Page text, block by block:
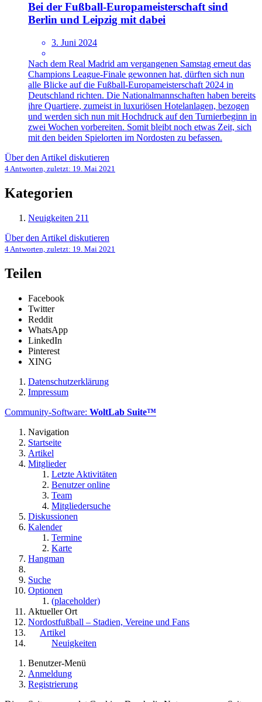
Bei der Fußball-Europameisterschaft sind
Berlin und Leipzig mit dabei
3. Juni 2024
Nach dem Real Madrid am vergangenen Samstag erneut das
Champions League-Finale gewonnen hat, dürften sich nun
alle Blicke auf die Fußball-Europameisterschaft 2024 in
Deutschland richten. Die Nationalmannschaften haben bereits
ihre Quartiere, zumeist in luxuriösen Hotelanlagen, bezogen
und werden sich nun mit Hochdruck auf den Turnierbeginn in
zwei Wochen vorbereiten. Somit bleibt noch etwas Zeit, sich
mit den beiden Spielorten im Nordosten zu befassen.
Über den Artikel diskutieren
4 Antworten, zuletzt: 19. Mai 2021
Kategorien
Neuigkeiten 211
Über den Artikel diskutieren
4 Antworten, zuletzt: 19. Mai 2021
Teilen
Facebook
Twitter
Reddit
WhatsApp
LinkedIn
Pinterest
XING
Datenschutzerklärung
Impressum
Community-Software: WoltLab Suite™
Navigation
Startseite
Artikel
Mitglieder
Letzte Aktivitäten
Benutzer online
Team
Mitgliedersuche
Diskussionen
Kalender
Termine
Karte
Hangman
Suche
Optionen
(placeholder)
Aktueller Ort
Nordostfußball – Stadien, Vereine und Fans
Artikel
Neuigkeiten
Benutzer-Menü
Anmeldung
Registrierung